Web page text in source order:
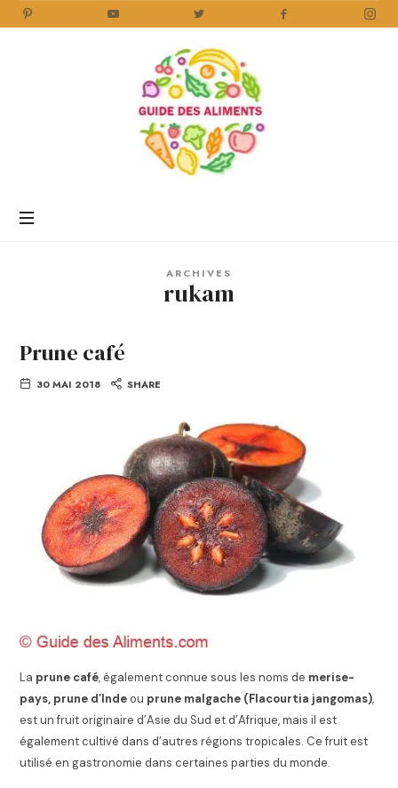
Aliments
ARCHIVES
rukam
Prune café
30 MAI 2018 SHARE
La prune café, également connue sous les noms de merise-
pays, prune d’Indeou prune malgache (Flacourtia jangomas),
est un fruit originaire d’Asie du Sud et d’Afrique, mais il est
également cultivé dans d’autres régions tropicales. Ce fruit est
utilisé en gastronomie dans certaines parties du monde.